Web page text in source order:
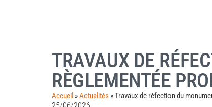
TRAVAUX DE
RÈGLEMENTÉE
Accueil »Actualités »Travaux de réfection du